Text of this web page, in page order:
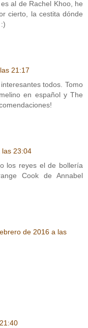
al de Rachel Khoo, he
cierto, la cestita dónde
21:17
todos. Tomo
en español y The
23:04
los reyes el de bollería
Cook de Annabel
de 2016 a las